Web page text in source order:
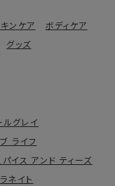
ンケア
ボディケア
グッズ
ルグレイ
ライフ
パイス アンド ティーズ
ネイト